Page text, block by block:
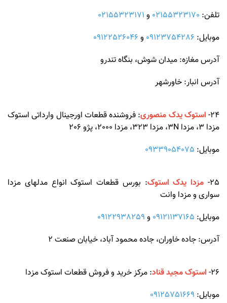
تلفن: 02155323170 و 02155323171
موبایل: 09123754286 و 09122526046
آدرس مغازه: میدان شوش، بنگاه تندرو
آدرس انبار: خاورشهر
24- استوک یدک منصوری: فروشنده قطعات اورجینال وارداتی استوک
مزدا 3، مزدا 3N، مزدا 323، مزدا 2000، پژو 206
موبایل: 09339054075
25- مزدا یدک استوک: بورس قطعات استوک انواع مدلهای مزدا
سواری و مزدا وانت
موبایل: 09121137165 و 09122938259
آدرس: جاده خاوران، جاده محمود آباد، خیابان صنعت 2
26- استوک مجید قناد: مرکز خرید و فروش قطعات استوک مزدا
موبایل: 09125751669